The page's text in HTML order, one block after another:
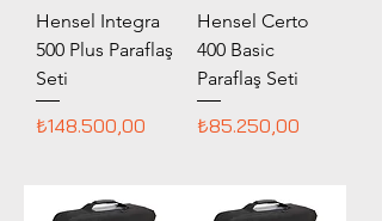
Hensel Integra
500 Plus Paraflaş
Seti
Fiyat
₺148.500,00
Hensel Certo
400 Basic
Paraflaş Seti
Fiyat
₺85.250,00